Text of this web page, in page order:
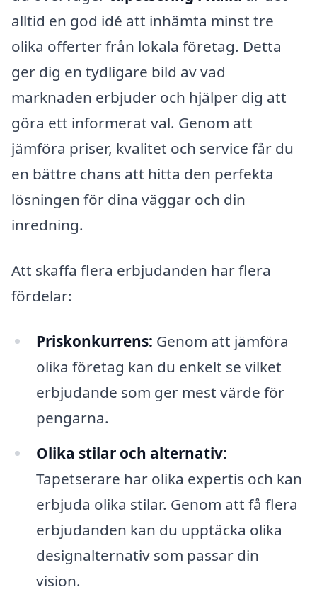
alltid en god idé att inhämta minst tre
olika offerter från lokala företag. Detta
ger dig en tydligare bild av vad
marknaden erbjuder och hjälper dig att
göra ett informerat val. Genom att
jämföra priser, kvalitet och service får du
en bättre chans att hitta den perfekta
lösningen för dina väggar och din
inredning.
Att skaffa flera erbjudanden har flera
fördelar:
Priskonkurrens: Genom att jämföra
olika företag kan du enkelt se vilket
erbjudande som ger mest värde för
pengarna.
Olika stilar och alternativ:
Tapetserare har olika expertis och kan
erbjuda olika stilar. Genom att få flera
erbjudanden kan du upptäcka olika
designalternativ som passar din
vision.